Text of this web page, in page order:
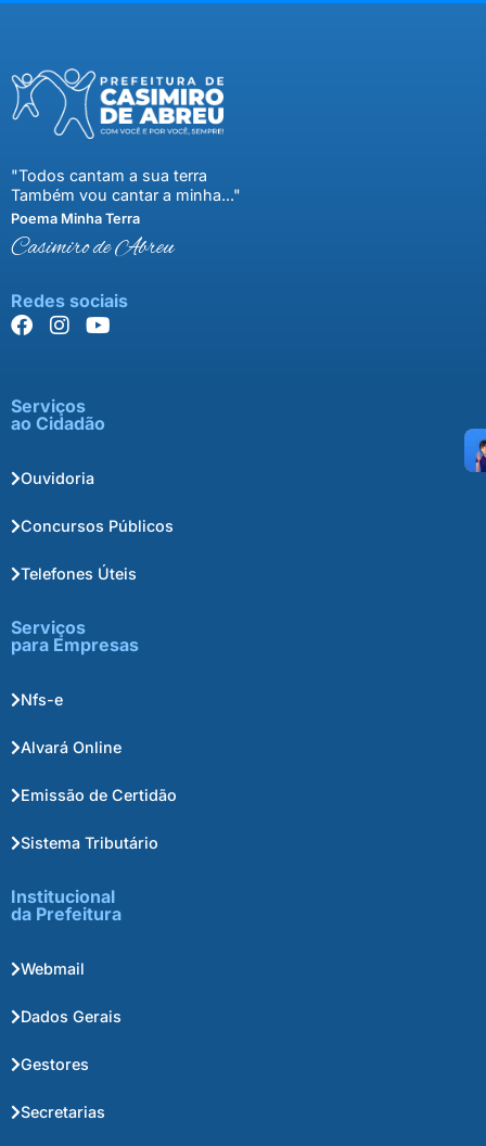
"Todos cantam a sua terra
Também vou cantar a minha..."
Poema Minha Terra
Casimiro de Abreu
Redes sociais
Serviços
ao Cidadão
Ouvidoria
Concursos Públicos
Telefones Úteis
Serviços
para Empresas
Nfs-e
Alvará Online
Emissão de Certidão
Sistema Tributário
Institucional
da Prefeitura
Webmail
Dados Gerais
Gestores
Secretarias